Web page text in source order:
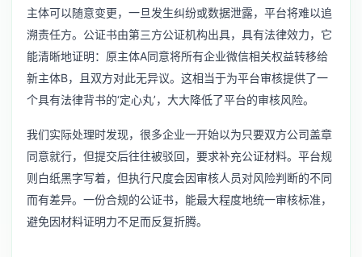
主体可以随意变更，一旦发生纠纷或数据泄露，平台将难以追
溯责任方。公证书由第三方公证机构出具，具有法律效力，它
能清晰地证明：原主体A同意将所有企业微信相关权益转移给
新主体B，且双方对此无异议。这相当于为平台审核提供了一
个具有法律背书的‘定心丸’，大大降低了平台的审核风险。
我们实际处理时发现，很多企业一开始以为只要双方公司盖章
同意就行，但提交后往往被驳回，要求补充公证材料。平台规
则白纸黑字写着，但执行尺度会因审核人员对风险判断的不同
而有差异。一份合规的公证书，能最大程度地统一审核标准，
避免因材料证明力不足而反复折腾。